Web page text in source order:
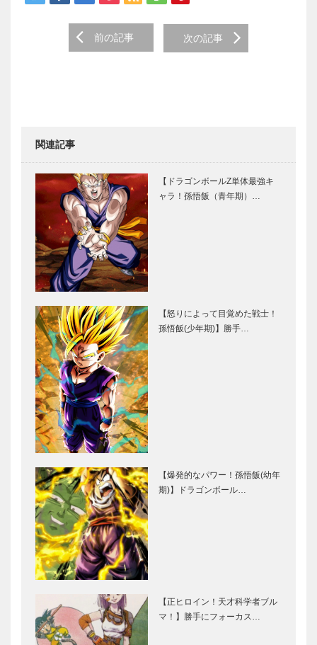
前の記事 次の記事
関連記事
【ドラゴンボールZ単体最強キ
ャラ！孫悟飯（青年期）…
【怒りによって目覚めた戦士！
孫悟飯(少年期)】勝手…
【爆発的なパワー！孫悟飯(幼年
期)】ドラゴンボール…
【正ヒロイン！天才科学者ブル
マ！】勝手にフォーカス…